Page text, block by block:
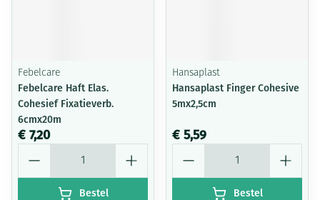
Febelcare
Febelcare Haft Elas.
Cohesief Fixatieverb.
6cmx20m
€ 7,20
Bestel
Hansaplast
Hansaplast Finger Cohesive
5mx2,5cm
€ 5,59
Bestel